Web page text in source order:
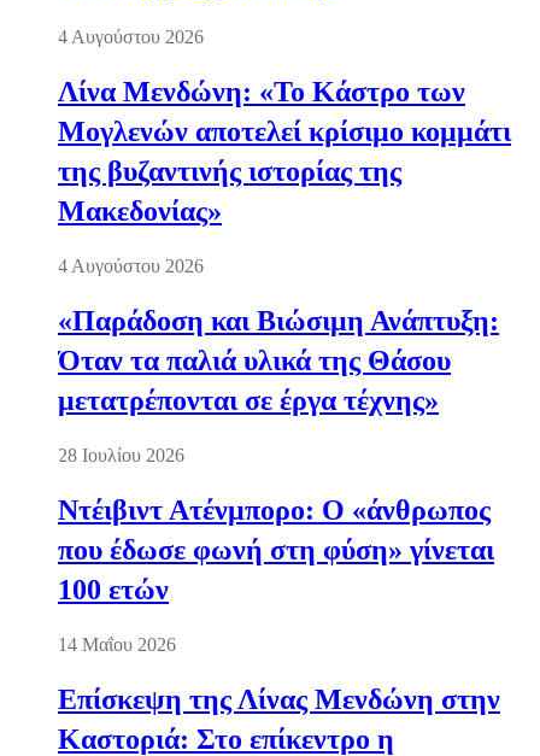
4 Αυγούστου 2026
Λίνα Μενδώνη: «Το Κάστρο των
Μογλενών αποτελεί κρίσιμο κομμάτι
της βυζαντινής ιστορίας της
Μακεδονίας»
4 Αυγούστου 2026
«Παράδοση και Βιώσιμη Ανάπτυξη:
Όταν τα παλιά υλικά της Θάσου
μετατρέπονται σε έργα τέχνης»
28 Ιουλίου 2026
Ντέιβιντ Ατένμπορο: Ο «άνθρωπος
που έδωσε φωνή στη φύση» γίνεται
100 ετών
14 Μαΐου 2026
Επίσκεψη της Λίνας Μενδώνη στην
Καστοριά: Στο επίκεντρο η